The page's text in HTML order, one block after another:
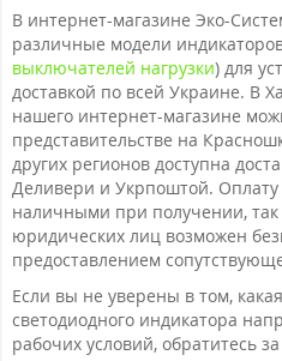
В интернет-магазине Эко-
различные модели
выключателей нагрузки) для
доставкой по всей Украине. В
нашего интернет-магазине
представительстве на
других регионов доступна
Деливери и Укрпоштой.
наличными при получении, так
юридических лиц возможен
предоставлением
Если вы не уверены в том,
светодиодного индикатора
рабочих условий, обратитесь